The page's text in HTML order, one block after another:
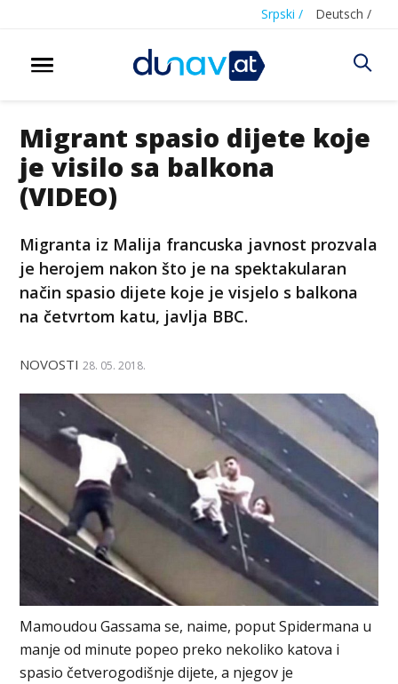
Srpski / Deutsch /
Migrant spasio dijete koje
je visilo sa balkona
(VIDEO)
Migranta iz Malija francuska javnost prozvala
je herojem nakon što je na spektakularan
način spasio dijete koje je visjelo s balkona
na četvrtom katu, javlja BBC.
NOVOSTI 28. 05. 2018.
Mamoudou Gassama se, naime, poput Spidermana u
manje od minute popeo preko nekoliko katova i
spasio četverogodišnje dijete, a njegov je